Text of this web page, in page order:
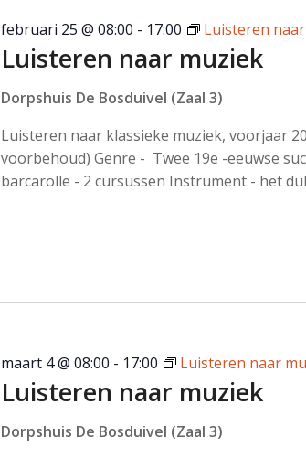
Luisteren naar muziek
februari 25 @ 08:00 - 17:00 Luisteren
Dorpshuis De Bosduivel (Zaal 3)
Luisteren naar klassieke muziek, voorjaar
voorbehoud) Genre - Twee 19e -eeuwse
barcarolle - 2 cursussen Instrument - het
Luisteren naar muziek
maart 4 @ 08:00 - 17:00 Luisteren naar
Dorpshuis De Bosduivel (Zaal 3)